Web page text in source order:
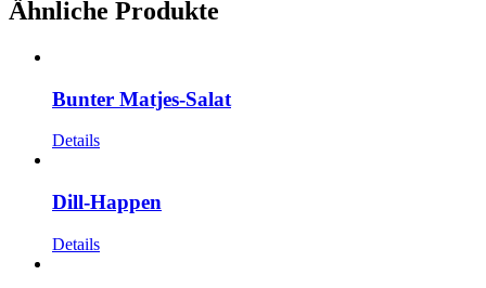
Ähnliche Produkte
Bunter Matjes-Salat
Details
Dill-Happen
Details